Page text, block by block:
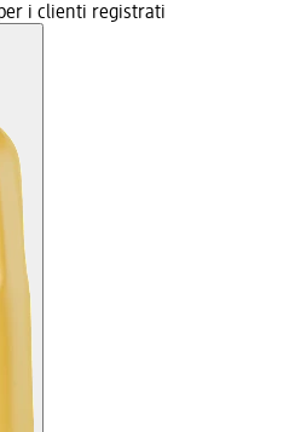
i clienti registrati